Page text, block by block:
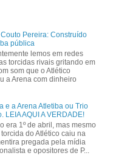
Pereira: Construído
pública
lemos em redes
torcidas rivais gritando em
som que o Atlético
a Arena com dinheiro
e a Arena Atletiba ou Trio
LEIA AQUI A VERDADE!
era 1º de abril, mas mesmo
do Atlético caiu na
pregada pela mídia
e opositores de P...